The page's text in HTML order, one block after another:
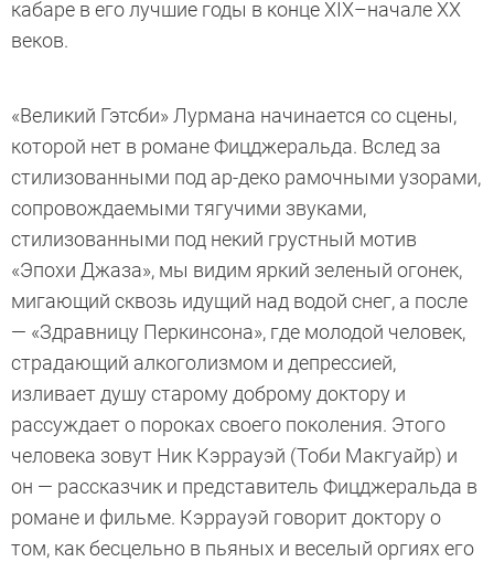
кабаре в его лучшие годы в конце XIX–начале XX
веков.
«Великий Гэтсби» Лурмана начинается со сцены,
которой нет в романе Фицджеральда. Вслед за
стилизованными под ар-деко рамочными узорами,
сопровождаемыми тягучими звуками,
стилизованными под некий грустный мотив
«Эпохи Джаза», мы видим яркий зеленый огонек,
мигающий сквозь идущий над водой снег, а после
— «Здравницу Перкинсона», где молодой человек,
страдающий алкоголизмом и депрессией,
изливает душу старому доброму доктору и
рассуждает о пороках своего поколения. Этого
человека зовут Ник Кэррауэй (Тоби Макгуайр) и
он — рассказчик и представитель Фицджеральда в
романе и фильме. Кэррауэй говорит доктору о
том, как бесцельно в пьяных и веселый оргиях его